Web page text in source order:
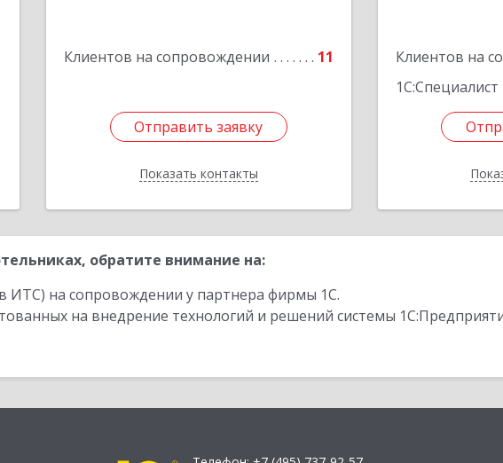
Клиентов на сопровождении 11
Отправить заявку
Показать контакты
Отправить заявку
Назад
Клиентов на
1С:Специалист
обратите внимание на:
ИТС) на сопровождении у партнера фирмы 1С.
на внедрение технологий и решений системы